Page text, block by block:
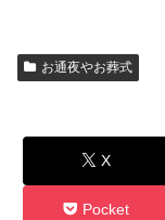
お通夜やお葬式
X
Pocket